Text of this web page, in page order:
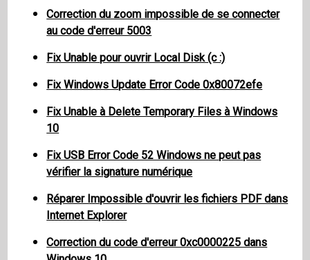
Correction du zoom impossible de se connecter
au code d'erreur 5003
Fix Unable pour ouvrir Local Disk (c :)
Fix Windows Update Error Code 0x80072efe
Fix Unable à Delete Temporary Files à Windows
10
Fix USB Error Code 52 Windows ne peut pas
vérifier la signature numérique
Réparer Impossible d'ouvrir les fichiers PDF dans
Internet Explorer
Correction du code d'erreur 0xc0000225 dans